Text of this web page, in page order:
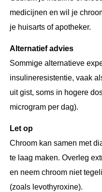
medicijnen en wil je
je huisarts of apotheker.
Alternatief advies
Sommige alternatieve
insulineresistentie, vaak
uit gist, soms in hogere
microgram per dag).
Let op
Chroom kan samen met
te laag maken. Overleg
en neem chroom niet
(zoals levothyroxine).